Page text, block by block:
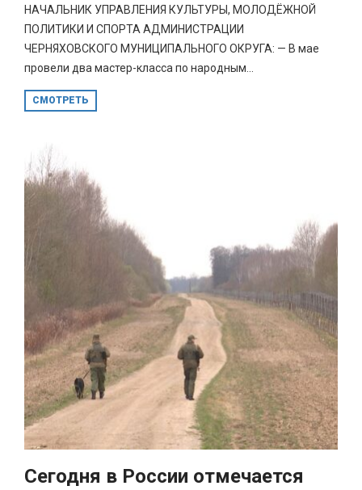
НАЧАЛЬНИК УПРАВЛЕНИЯ КУЛЬТУРЫ, МОЛОДЁЖНОЙ
ПОЛИТИКИ И СПОРТА АДМИНИСТРАЦИИ
ЧЕРНЯХОВСКОГО МУНИЦИПАЛЬНОГО ОКРУГА: — В мае
провели два мастер-класса по народным...
СМОТРЕТЬ
Сегодня в России отмечается